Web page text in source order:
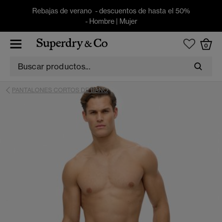
Rebajas de verano - descuentos de hasta el 50%
- Hombre| Mujer
0
PANTALONES CORTOS DE BANO